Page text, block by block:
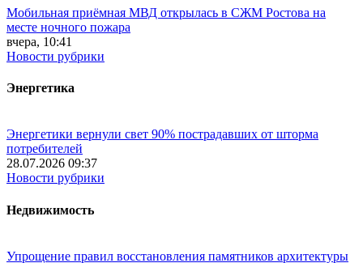
Мобильная приёмная МВД открылась в СЖМ Ростова на
месте ночного пожара
вчера, 10:41
Новости рубрики
Энергетика
Энергетики вернули свет 90% пострадавших от шторма
потребителей
28.07.2026 09:37
Новости рубрики
Недвижимость
Упрощение правил восстановления памятников архитектуры